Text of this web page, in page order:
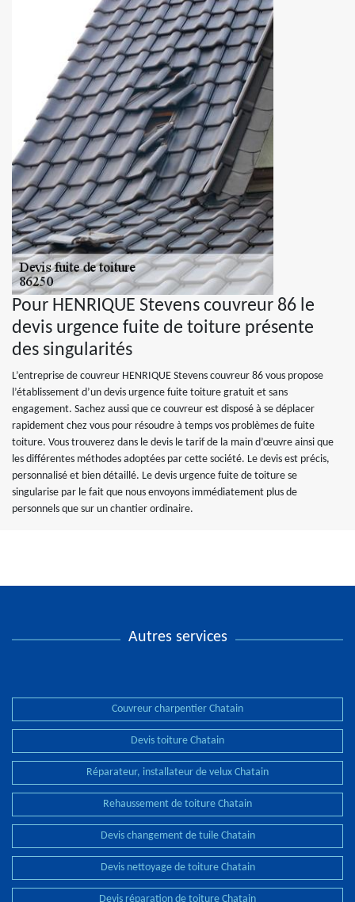
Pour HENRIQUE Stevens couvreur 86 le
devis urgence fuite de toiture présente
des singularités
L’entreprise de couvreur HENRIQUE Stevens couvreur 86 vous propose
l’établissement d’un devis urgence fuite toiture gratuit et sans
engagement. Sachez aussi que ce couvreur est disposé à se déplacer
rapidement chez vous pour résoudre à temps vos problèmes de fuite
toiture. Vous trouverez dans le devis le tarif de la main d’œuvre ainsi que
les différentes méthodes adoptées par cette société. Le devis est précis,
personnalisé et bien détaillé. Le devis urgence fuite de toiture se
singularise par le fait que nous envoyons immédiatement plus de
personnels que sur un chantier ordinaire.
Autres services
Couvreur charpentier Chatain
Devis toiture Chatain
Réparateur, installateur de velux Chatain
Rehaussement de toiture Chatain
Devis changement de tuile Chatain
Devis nettoyage de toiture Chatain
Devis réparation de toiture Chatain